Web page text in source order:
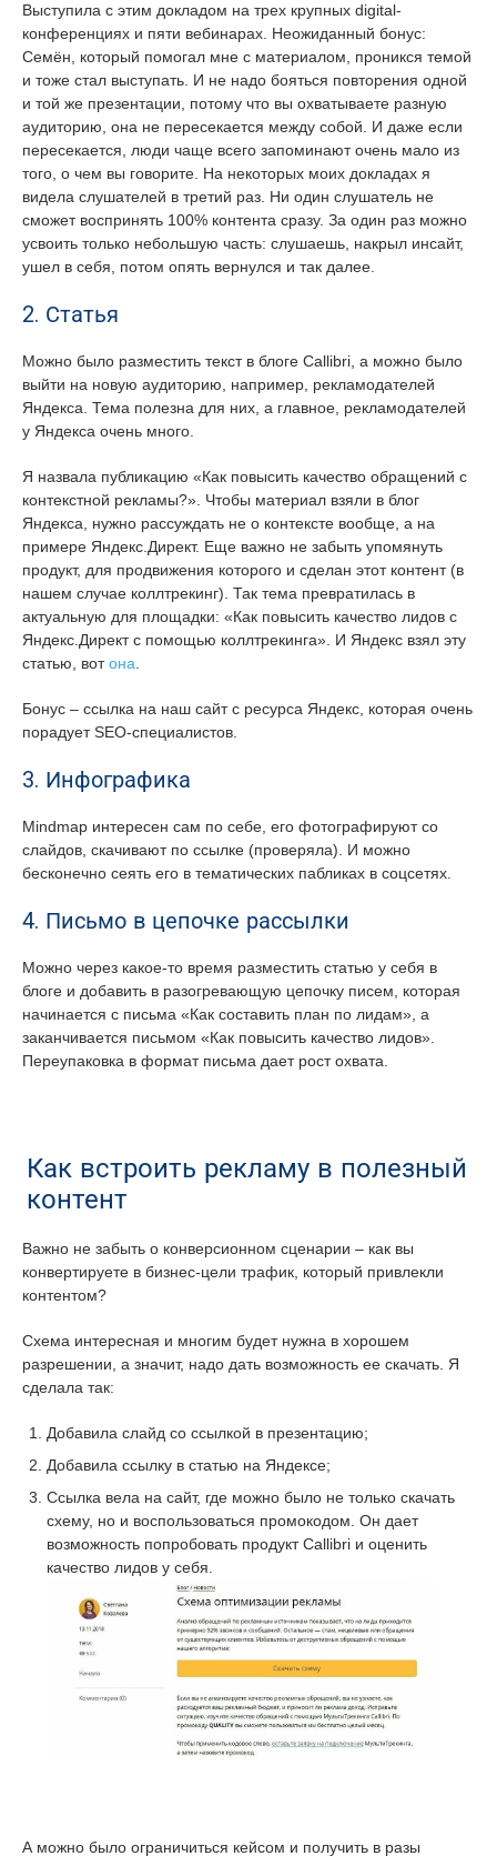
Выступила с этим докладом на трех крупных digital-
конференциях и пяти вебинарах. Неожиданный бонус:
Семён, который помогал мне с материалом, проникся темой
и тоже стал выступать. И не надо бояться повторения одной
и той же презентации, потому что вы охватываете разную
аудиторию, она не пересекается между собой. И даже если
пересекается, люди чаще всего запоминают очень мало из
того, о чем вы говорите. На некоторых моих докладах я
видела слушателей в третий раз. Ни один слушатель не
сможет воспринять 100% контента сразу. За один раз можно
усвоить только небольшую часть: слушаешь, накрыл инсайт,
ушел в себя, потом опять вернулся и так далее.
2. Статья
Можно было разместить текст в блоге Callibri, а можно было
выйти на новую аудиторию, например, рекламодателей
Яндекса. Тема полезна для них, а главное, рекламодателей
у Яндекса очень много.
Я назвала публикацию «Как повысить качество обращений с
контекстной рекламы?». Чтобы материал взяли в блог
Яндекса, нужно рассуждать не о контексте вообще, а на
примере Яндекс.Директ. Еще важно не забыть упомянуть
продукт, для продвижения которого и сделан этот контент (в
нашем случае коллтрекинг). Так тема превратилась в
актуальную для площадки: «Как повысить качество лидов с
Яндекс.Директ с помощью коллтрекинга». И Яндекс взял эту
статью, вотона
Бонус – ссылка на наш сайт с ресурса Яндекс, которая очень
порадует SEO-специалистов.
3. Инфографика
Mindmap интересен сам по себе, его фотографируют со
слайдов, скачивают по ссылке (проверяла). И можно
бесконечно сеять его в тематических пабликах в соцсетях.
4. Письмо в цепочке рассылки
Можно через какое-то время разместить статью у себя в
блоге и добавить в разогревающую цепочку писем, которая
начинается с письма «Как составить план по лидам», а
заканчивается письмом «Как повысить качество лидов».
Переупаковка в формат письма дает рост охвата.
Как встроить рекламу в полезный
контент
Важно не забыть о конверсионном сценарии – как вы
конвертируете в бизнес-цели трафик, который привлекли
контентом?
Схема интересная и многим будет нужна в хорошем
разрешении, а значит, надо дать возможность ее скачать. Я
сделала так:
Добавила слайд со ссылкой в презентацию;
Добавила ссылку в статью на Яндексе;
Ссылка вела на сайт, где можно было не только скачать
схему, но и воспользоваться промокодом. Он дает
возможность попробовать продукт Callibri и оценить
качество лидов у себя.
А можно было ограничиться кейсом и получить в разы